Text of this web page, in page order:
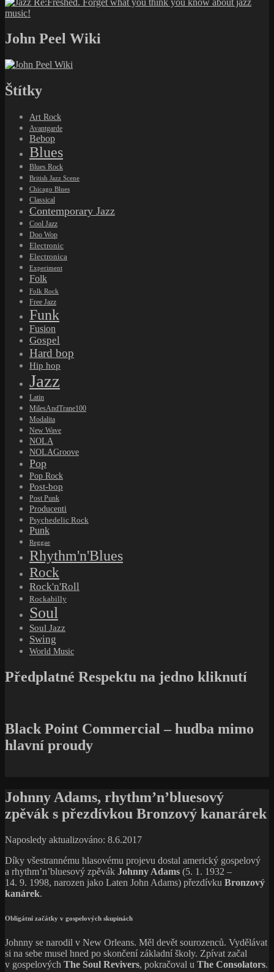
John Peel Wiki
Štítky
Art Rock
Avantgarde
Bebop
Blues
Blues Rock
British Jazz Scene
Chicago Blues
Classical
Contemporary Jazz
Cool Jazz
Doo Wop
Electronic
Electronica
Experiment
Folk
Folk Rock
Free Jazz
Funk
Fusion
Gospel
Hard bop
Hip hop
Jazz
Latin
MilesAndTrane100
Modalita
New Wave
NOLA
NOLAGroove
Pop
Pop Rock
Post-bop
Post Punk
Producenti
Psychedelic Rock
Punk
Reggae
Rhythm'n'Blues
Rock
Rock'n'Roll
Rockabilly
Soul
Soul Jazz
Swing
World Music
Předplatné Respektu na jedno kliknutí
Black Point Commercial – hudba mimo
hlavní proudy
Johnny Adams, rhythm’n’bluesový
zpěvák s přezdívkou Bronzový kanarárek
Naposledy aktualizováno: 8.6.2017
Díky všestrannému hlasovému projevu dostal americký gospelový
a rhythm’n’bluesový zpěvák Johnny Adams (5. 1. 1932 –
14. 9. 1998, narozen jako Laten John Adams) přezdívku Bronzový
kanárek.
Obligátní začátky v gospelových skupinách
Johnny se narodil v New Orleans. Měl devět sourozenců. Vydělávat
si na sebe musel hned po skončení základní školy. Zpívat začal
v gospelových The Soul Revivers, pokračoval u The Consolators.